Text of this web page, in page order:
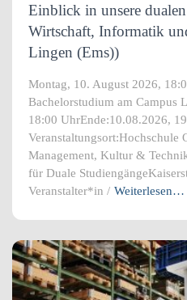
Einblick in unsere
Wirtschaft, Informatik
Lingen (Ems))
Montag, 10. August 2026,
Bachelorstudium am Campus
18:00 UhrEnde:10.08.2026,
Veranstaltungsort:Hochschule
Management, Kultur &
für Duale
Veranstalter*in / Weiterlesen…